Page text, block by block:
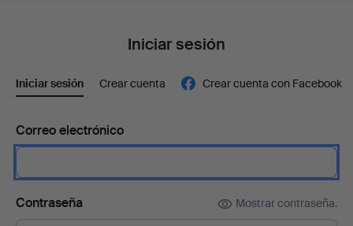
Iniciar sesión
Iniciar sesión Crear cuenta Crear cuenta con Facebook
Correo electrónico
Contraseña Mostrar contraseña.